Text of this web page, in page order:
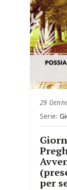
29
Serie:
per